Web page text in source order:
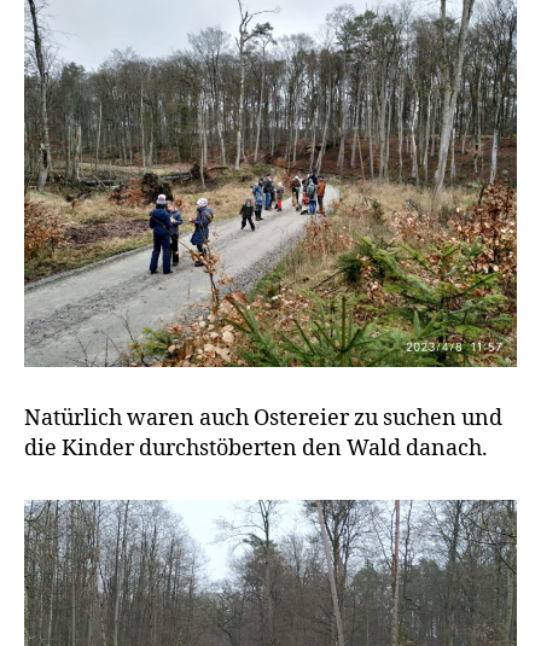
Natürlich waren auch Ostereier zu suchen und
die Kinder durchstöberten den Wald danach.